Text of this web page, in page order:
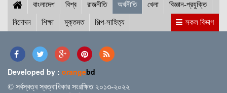
আইসিসি জুন মাসের সেরার দৌড়ে রোহিত-বুমরাহ ও গুরবাজ
স্পিকারের সাথে মালয়েশিয়ার হাউজ অব রিপ্রেজেনটেটিভের
স্পিকারের বৈঠক
বাংলাদেশ বিশ্ব রাজনীতি অর্থনীতি খেলা বিজ্ঞান-প্রযুক্তি
বিনোদন শিক্ষা মুক্তমত শিল্প-সাহিত্য সকল বিভাগ
Developed by : orangebd
© সর্বস্বত্ব স্বত্বাধিকার সংরক্ষিত ২০১৩-২০২২